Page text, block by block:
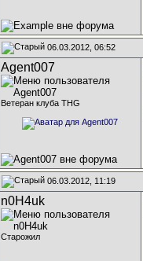
06.03.2012, 06:52
Agent007
Ветеран клуба THG
06.03.2012, 11:19
n0H4uk
Старожил